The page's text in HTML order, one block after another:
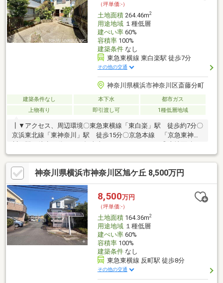
（坪単価:-）
土地面積264.46m2
用途地域１種低層
建ぺい率60%
容積率100%
建築条件なし
東急東横線 東白楽駅 徒歩7分
その他の交通
神奈川県横浜市神奈川区斎藤分町
建築条件なし 本下水
都市ガス
上物有り
即引渡し可 1種低層地域
┃▼アクセス、周辺環境〇東急東横線「東白楽」駅 徒歩約7分〇
京浜東北線「東神奈川」駅 徒歩15分〇京急本線 「京急東神奈
79坪と広々 そのため好きな設計が実現されます◎南西向きのた
め日当たり良好でございます◎3駅3路線をご利用できます。◎小
学校 徒歩5分圏内◎スーパーなど商業施設が様々ございます┃▼
ライフインフォメーション業務スーパー 六角橋店・・・・約
402m 徒歩6分パナマリア保育園 東白楽園・・約327m 徒歩5
分 斎藤分小学校・・・約326m 徒歩5分六角橋中学校・・・約
1719m 徒歩22分
神奈川県横浜市神奈川区旭ケ丘 8,500万円
8,500万円
（坪単価:-）
土地面積164.36m2
用途地域１種低層
建ぺい率60%
容積率100%
建築条件なし
東急東横線 反町駅 徒歩8分
その他の交通